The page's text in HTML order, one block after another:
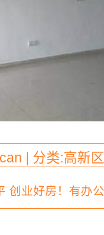
| 分类:高新
创业好房！有办